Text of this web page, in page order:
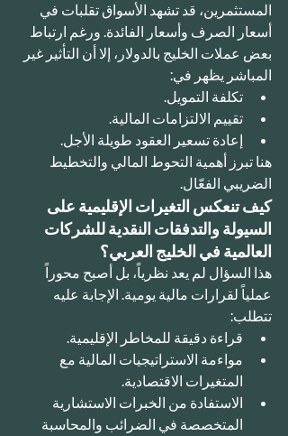
المستثمرين، قد تشهد الأسواق تقلبات في
أسعار الصرف وأسعار الفائدة. ورغم ارتباط
بعض عملات الخليج بالدولار، إلا أن التأثير غير
المباشر يظهر في:
تكلفة التمويل.
تقييم الالتزامات المالية.
إعادة تسعير العقود طويلة الأجل.
هنا تبرز أهمية التحوط المالي والتخطيط
الضريبي الفعّال.
كيف تنعكس التغيرات الإقليمية على
السيولة والتدفقات النقدية للشركات
العالمية في الخليج العربي؟
هذا السؤال لم يعد نظرياً، بل أصبح محوراً
عملياً لقرارات مالية يومية. الإجابة عليه
تتطلب:
قراءة دقيقة للمخاطر الإقليمية.
مواءمة الاستراتيجيات المالية مع
المتغيرات الاقتصادية.
الاستفادة من الخبرات الاستشارية
المتخصصة في الضرائب والمحاسبة